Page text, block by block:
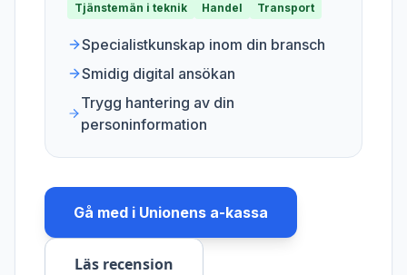
Tjänstemän i teknik Handel Transport
Specialistkunskap inom din bransch
Smidig digital ansökan
Trygg hantering av din
personinformation
Gå med i Unionens a-kassa
Läs recension